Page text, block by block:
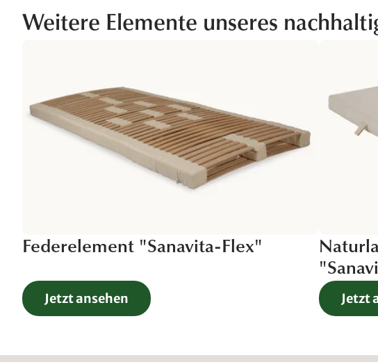
Weitere Elemente unseres
Federelement "Sanavita-Flex"
Jetzt ansehen Jetzt